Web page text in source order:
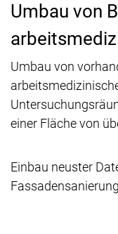
Umbau von
Umbau von
einer Fläche von
Einbau neuster
Fassadensanierung